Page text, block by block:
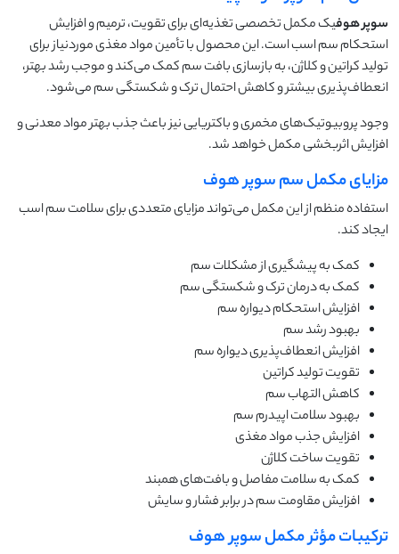
سوپر هوفیک مکمل تخصصی تغذیه‌ای برای تقویت، ترمیم و افزایش
استحکام سم اسب است. این محصول با تأمین مواد مغذی موردنیاز برای
تولید کراتین و کلاژن، به بازسازی بافت سم کمک می‌کند و موجب رشد بهتر،
انعطاف‌پذیری بیشتر و کاهش احتمال ترک و شکستگی سم می‌شود.
وجود پروبیوتیک‌های مخمری و باکتریایی نیز باعث جذب بهتر مواد معدنی و
افزایش اثربخشی مکمل خواهد شد.
مزایای مکمل سم سوپر هوف
استفاده منظم از این مکمل می‌تواند مزایای متعددی برای سلامت سم اسب
ایجاد کند.
کمک به پیشگیری از مشکلات سم
کمک به درمان ترک و شکستگی سم
افزایش استحکام دیواره سم
بهبود رشد سم
افزایش انعطاف‌پذیری دیواره سم
تقویت تولید کراتین
کاهش التهاب سم
بهبود سلامت اپیدرم سم
افزایش جذب مواد مغذی
تقویت ساخت کلاژن
کمک به سلامت مفاصل و بافت‌های همبند
افزایش مقاومت سم در برابر فشار و سایش
ترکیبات مؤثر مکمل سوپر هوف